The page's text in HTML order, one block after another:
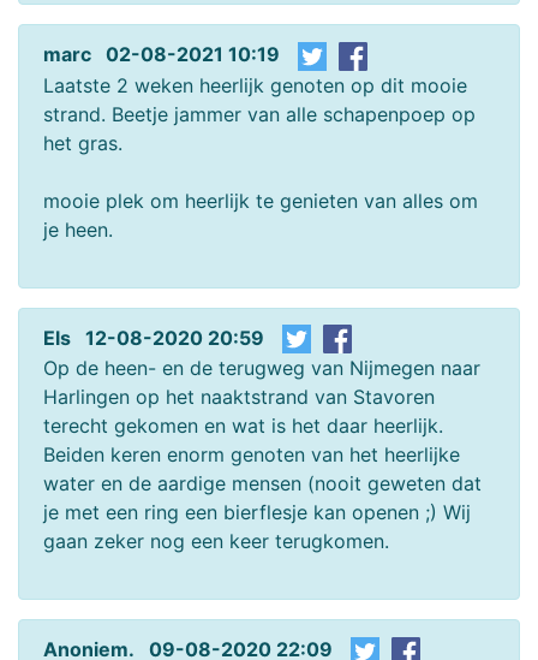
marc 02-08-2021 10:19
Laatste 2 weken heerlijk genoten op dit mooie
strand. Beetje jammer van alle schapenpoep op
het gras.
mooie plek om heerlijk te genieten van alles om
je heen.
Els 12-08-2020 20:59
Op de heen- en de terugweg van Nijmegen naar
Harlingen op het naaktstrand van Stavoren
terecht gekomen en wat is het daar heerlijk.
Beiden keren enorm genoten van het heerlijke
water en de aardige mensen (nooit geweten dat
je met een ring een bierflesje kan openen ;) Wij
gaan zeker nog een keer terugkomen.
Anoniem. 09-08-2020 22:09